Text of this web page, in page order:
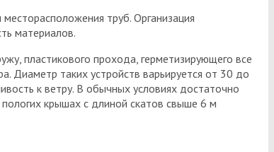
труб. Организация
материалов.
пластикового прохода, герметизирующего все
Диаметр таких устройств варьируется от 30 до
к ветру. В обычных условиях достаточно
крышах с длиной скатов свыше 6 м